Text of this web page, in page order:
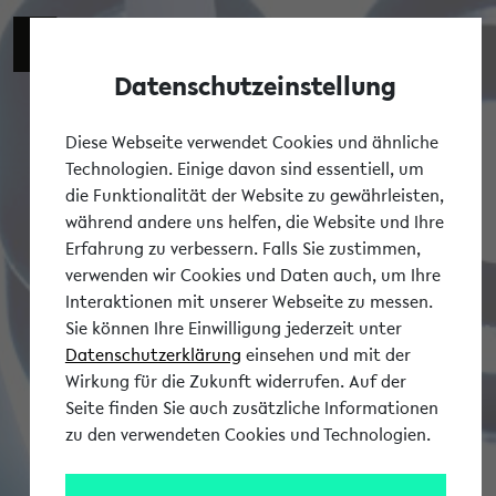
Datenschutzeinstellung
Diese Webseite verwendet Cookies und ähnliche
Technologien. Einige davon sind essentiell, um
die Funktionalität der Website zu gewährleisten,
während andere uns helfen, die Website und Ihre
Erfahrung zu verbessern. Falls Sie zustimmen,
verwenden wir Cookies und Daten auch, um Ihre
Interaktionen mit unserer Webseite zu messen.
Sie können Ihre Einwilligung jederzeit unter
Datenschutzerklärung einsehen und mit der
Wirkung für die Zukunft widerrufen. Auf der
Seite finden Sie auch zusätzliche Informationen
zu den verwendeten Cookies und Technologien.